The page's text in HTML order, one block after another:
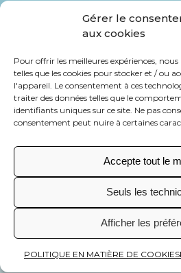
Gérer le
aux cookies
Pour offrir les meilleures expériences,
telles que les cookies pour stocker et / ou
l'appareil. Le consentement à ces
traiter des données telles que le
identifiants uniques sur ce site. Ne pas
consentement peut nuire à certaines
Accepte tout le
Seuls les
Afficher les
POLITIQUE EN MATIÈRE DE COOKIES